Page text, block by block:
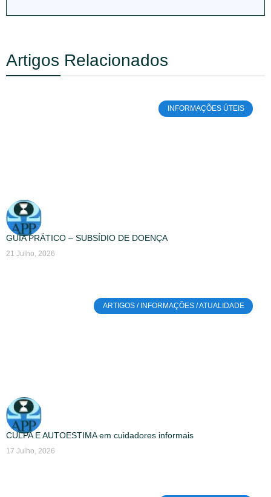
Artigos Relacionados
INFORMAÇÕES ÚTEIS
GUIA PRÁTICO – SUBSÍDIO DE DOENÇA
21 Julho, 2026
ARTIGOS / INFORMAÇÕES / ATUALIDADE
CULPA E AUTOESTIMA em cuidadores informais
17 Julho, 2026